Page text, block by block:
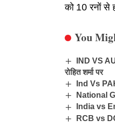
को 10 रनों से
You
IND VS
रोहित शर्मा पर
Ind Vs
National
India vs
RCB vs